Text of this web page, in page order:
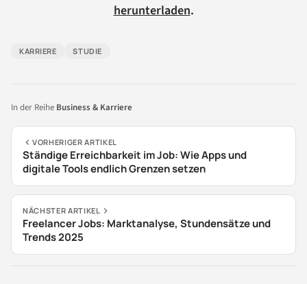
herunterladen.
KARRIERE STUDIE
In der Reihe Business & Karriere
VORHERIGER ARTIKEL
Ständige Erreichbarkeit im Job: Wie Apps und
digitale Tools endlich Grenzen setzen
NÄCHSTER ARTIKEL
Freelancer Jobs: Marktanalyse, Stundensätze und
Trends 2025